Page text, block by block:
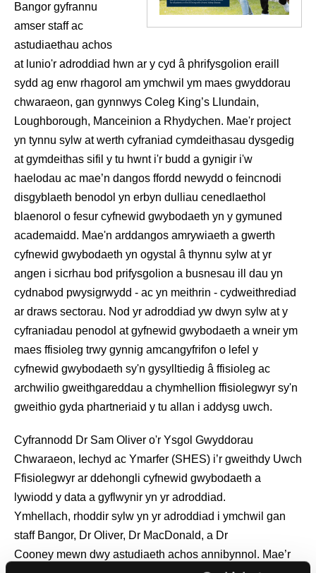
Bangor gyfrannu
amser staff ac
astudiaethau achos
at lunio'r adroddiad hwn ar y cyd â phrifysgolion eraill
sydd ag enw rhagorol am ymchwil ym maes gwyddorau
chwaraeon, gan gynnwys Coleg King’s Llundain,
Loughborough, Manceinion a Rhydychen. Mae'r project
yn tynnu sylw at werth cyfraniad cymdeithasau dysgedig
at gymdeithas sifil y tu hwnt i'r budd a gynigir i'w
haelodau ac mae’n dangos ffordd newydd o feincnodi
disgyblaeth benodol yn erbyn dulliau cenedlaethol
blaenorol o fesur cyfnewid gwybodaeth yn y gymuned
academaidd. Mae'n arddangos amrywiaeth a gwerth
cyfnewid gwybodaeth yn ogystal â thynnu sylw at yr
angen i sicrhau bod prifysgolion a busnesau ill dau yn
cydnabod pwysigrwydd - ac yn meithrin - cydweithrediad
ar draws sectorau. Nod yr adroddiad yw dwyn sylw at y
cyfraniadau penodol at gyfnewid gwybodaeth a wneir ym
maes ffisioleg trwy gynnig amcangyfrifon o lefel y
cyfnewid gwybodaeth sy'n gysylltiedig â ffisioleg ac
archwilio gweithgareddau a chymhellion ffisiolegwyr sy'n
gweithio gyda phartneriaid y tu allan i addysg uwch.
Cyfrannodd Dr Sam Oliver o'r Ysgol Gwyddorau
Chwaraeon, Iechyd ac Ymarfer (SHES) i’r gweithdy Uwch
Ffisiolegwyr ar ddehongli cyfnewid gwybodaeth a
lywiodd y data a gyflwynir yn yr adroddiad.
Ymhellach, rhoddir sylw yn yr adroddiad i ymchwil gan
staff Bangor, Dr Oliver, Dr MacDonald, a Dr
Cooney mewn dwy astudiaeth achos annibynnol. Mae’r